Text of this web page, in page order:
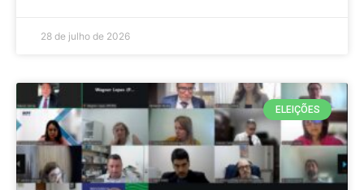
28 de julho de 2026
ELEIÇÕES